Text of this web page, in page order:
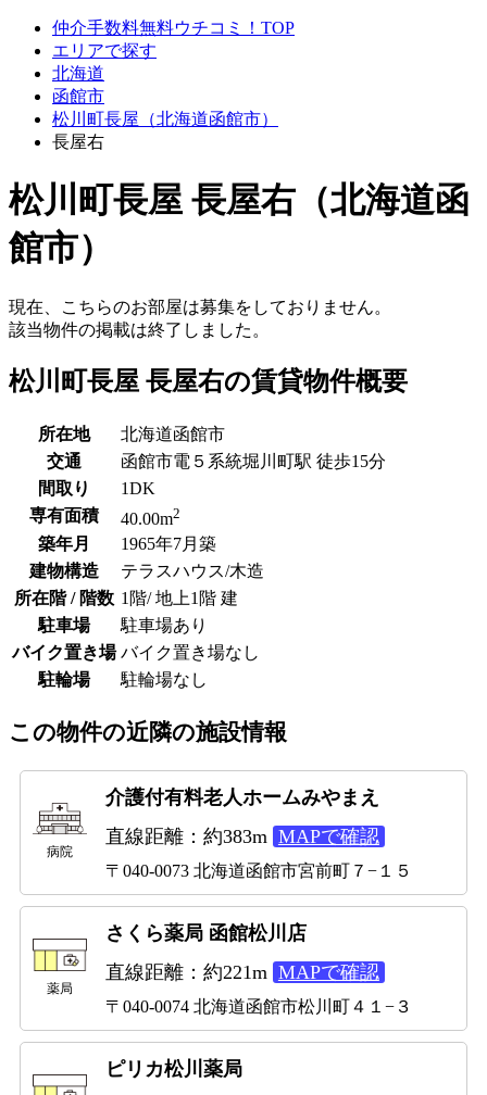
仲介手数料無料ウチコミ！TOP
エリアで探す
北海道
函館市
松川町長屋（北海道函館市）
長屋右
松川町長屋 長屋右（北海道函
館市）
現在、こちらのお部屋は募集をしておりません。
該当物件の掲載は終了しました。
松川町長屋 長屋右の賃貸物件概要
所在地
北海道函館市
交通
函館市電５系統堀川町駅 徒歩15分
間取り
1DK
専有面積
40.00m2
築年月
1965年7月築
建物構造
テラスハウス/木造
所在階 / 階数 1階/ 地上1階 建
駐車場
駐車場あり
バイク置き場 バイク置き場なし
駐輪場
駐輪場なし
この物件の近隣の施設情報
病院
介護付有料老人ホームみやまえ
直線距離：約383m MAPで確認
〒040-0073 北海道函館市宮前町７−１５
薬局
さくら薬局 函館松川店
直線距離：約221m MAPで確認
〒040-0074 北海道函館市松川町４１−３
ピリカ松川薬局